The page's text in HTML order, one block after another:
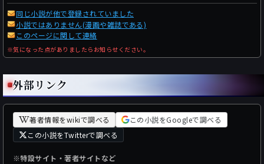
同じ小説が他で登録されていました
小説ではありません(漫画や雑誌である)
このページに関して連絡
※気になった点がありましたらお知らせください。
外部リンク
著者情報をwikiで調べる
この小説をGoogleで調べる
この小説をTwitterで調べる
※特設サイト・著者サイトなど